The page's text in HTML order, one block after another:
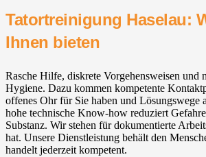
Tatortreinigung Haselau:
Ihnen bieten
Rasche Hilfe, diskrete Vorgehensweisen und
Hygiene. Dazu kommen kompetente
offenes Ohr für Sie haben und Lösungswege
hohe technische Know-how reduziert
Substanz. Wir stehen für dokumentierte
hat. Unsere Dienstleistung behält den
handelt jederzeit kompetent.